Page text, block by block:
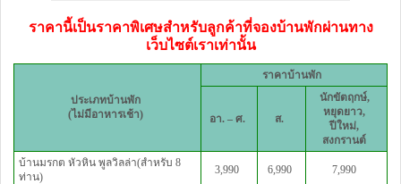
ราคานี้เป็นราคาพิเศษสำหรับลูกค้าที่จองบ้านพักผ่านทาง
เว็บไซต์เราเท่านั้น
ประเภทบ้านพัก
(ไม่มีอาหารเช้า)
ราคาบ้านพัก
อา. – ศ. ส.
นักขัตฤกษ์,
หยุดยาว,
ปีใหม่,
สงกรานต์
บ้านมรกต หัวหิน พูลวิลล่า(สำหรับ 8
ท่าน)
3,990 6,990 7,990